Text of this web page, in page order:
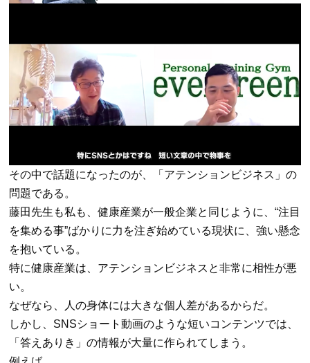
その中で話題になったのが、「アテンションビジネス」の
問題である。
藤田先生も私も、健康産業が一般企業と同じように、“注目
を集める事”ばかりに力を注ぎ始めている現状に、強い懸念
を抱いている。
特に健康産業は、アテンションビジネスと非常に相性が悪
い。
なぜなら、人の身体には大きな個人差があるからだ。
しかし、 SNSショート動画のような短いコンテンツでは、
「答えありき」の情報が大量に作られてしまう。